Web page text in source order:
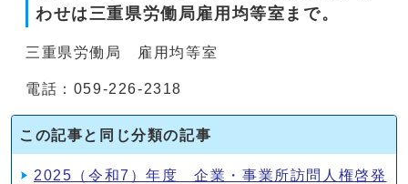
わせは三重県労働局雇用均等室まで。
三重県労働局 雇用均等室
電話：059-226-2318
この記事と同じ分類の記事
2025（令和7）年度 企業・事業所訪問人権啓発